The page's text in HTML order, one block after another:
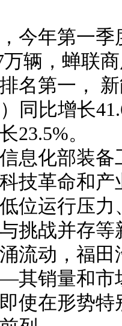
今年第一
万辆，蝉联
名第一，
同比增长
23.5%。
息化部装
技革命和
位运行压
挑战并存等
流动，福
销量和市
使在形势